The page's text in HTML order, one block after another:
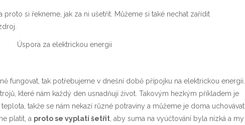
proto si řekneme, jak za ni ušetřit. Můžeme si také nechat zařídit
Úspora za elektrickou energii
fungovat, tak potřebujeme v dnešní době přípojku na elektrickou energii.
které nám každý den usnadňují život. Takovým hezkým příkladem je
takže se nám nekazí různé potraviny a můžeme je doma uchovávat
platit, a proto se vyplatí šetřit , aby suma na vyúčtování byla nízká a my